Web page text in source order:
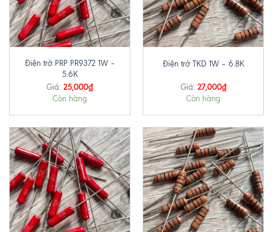
Điện trở PRP PR9372 1W –
5.6K
Giá: 25,000₫
Còn hàng
Điện trở TKD 1W – 6.8K
Giá: 27,000₫
Còn hàng